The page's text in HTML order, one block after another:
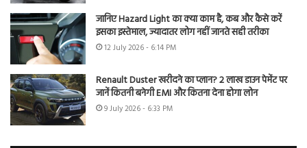
जानिए Hazard Light का क्या काम है, कब और कैसे करें
इसका इस्तेमाल, ज्यादातर लोग नहीं जानते सही तरीका
12 July 2026 - 6:14 PM
Renault Duster खरीदने का प्लान? 2 लाख डाउन पेमेंट पर
जानें कितनी बनेगी EMI और कितना देना होगा लोन
9 July 2026 - 6:33 PM